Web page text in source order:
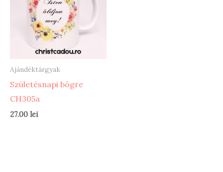
Ajándéktárgyak
Születésnapi bögre
CH305a
27.00 lei